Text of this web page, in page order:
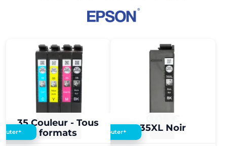
35 Couleur - Tous
formats
0,05 €
+ 35XL Noir
Ajouter+